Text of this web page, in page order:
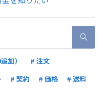
加）
# 注文
# 契約 # 価格
# 送料